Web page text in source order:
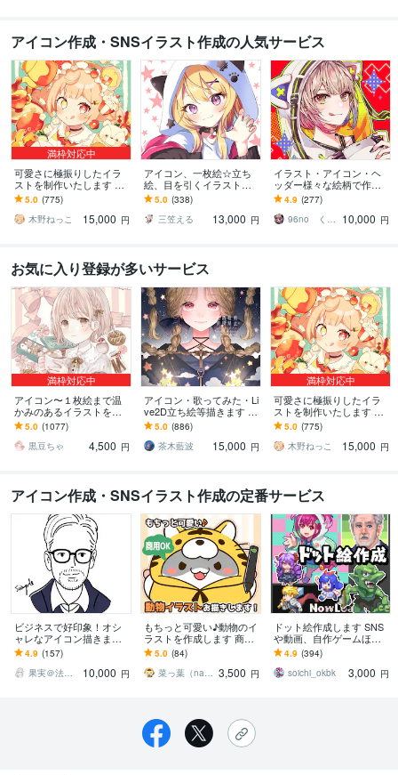
アイコン作成・SNSイラスト作成の人気サービス
満枠対応中
可愛さに極振りしたイラ
ストを制作いたします ★
商用利用＆二次利用込
み！ミニキャラは小物２
点まで無料！★
5.0 (775)
木野ねっこ
15,000 円
アイコン、一枚絵☆立ち
絵、目を引くイラスト描
きます イリアム、サム
ネ、live2D、YouTube、歌
ってみたも
5.0 (338)
三笠える
13,000 円
イラスト・アイコン・ヘ
ッダー様々な絵柄で作成
します 商用可！似顔絵・
ブログ・インスタ・動画
配信サムネ等用途様々！
4.9 (277)
96no くろの
10,000 円
お気に入り登録が多いサービス
満枠対応中
アイコン〜１枚絵まで温
かみのあるイラストを描
きます ★ココナラ自体が
初めての方も、お気軽に
ご相談ください♪★
5.0 (1077)
黒豆ちゃ
4,500 円
アイコン・歌ってみた・Li
ve2D立ち絵等描きます ち
びキャラや配信用イラス
ト等、幅広く制作してい
ます！
5.0 (886)
茶木藍波
15,000 円
満枠対応中
可愛さに極振りしたイラ
ストを制作いたします ★
商用利用＆二次利用込
み！ミニキャラは小物２
点まで無料！★
5.0 (775)
木野ねっこ
15,000 円
アイコン作成・SNSイラスト作成の定番サービス
ビジネスで好印象！オシ
ャレなアイコン描きます
シンプルでスタイリッシ
ュ★好感度アップ！SNS
やお仕事にも
4.9 (157)
果実＠法人様実績多数のイラストレーター
10,000 円
もちっと可愛い♪動物のイ
ラストを作成します 商用
OK！アイコン・動画配
信・グッズ制作など幅広
く活躍☆
5.0 (84)
菜っ葉（nappa） 3,500 円
ドット絵作成します SNS
や動画、自作ゲームほか
用途自由！
4.9 (394)
soichi_okbk
3,000 円